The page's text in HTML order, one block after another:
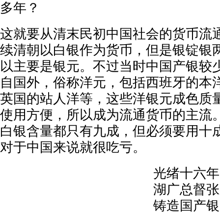
多年？
这就要从清末民初中国社会的货币流
续清朝以白银作为货币，但是银锭银
以主要是银元。不过当时中国产银较
自国外，俗称洋元，包括西班牙的本
英国的站人洋等，这些洋银元成色质
使用方便，所以成为流通货币的主流
白银含量都只有九成，但必须要用十
对于中国来说就很吃亏。
光绪十六
湖广总督
铸造国产